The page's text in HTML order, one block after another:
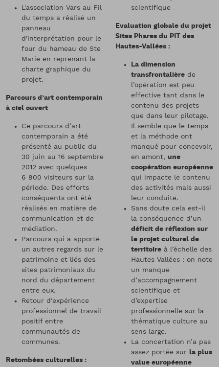
L'association Vars au Fil
du temps a réalisé un
panneau
d'interprétation pour le
four du hameau de Ste
Marie en reprenant la
charte graphique du
projet.
Parcours d’art contemporain
à ciel ouvert
Ce parcours d’art
contemporain a été
présenté au public du
30 juin au 16 septembre
2012 avec quelques
6 800 visiteurs sur la
période. Des efforts
conséquents ont été
réalisés en matière de
communication et de
médiation.
Parcours qui a apporté
un autres regards sur le
patrimoine et liés des
sites patrimoniaux du
nord du département
entre eux.
Retour d'expérience
professionnel de travail
positif entre
communautés de
communes.
Retombées culturelles :
scientifique
Evaluation globale du projet
Sites Phares du PIT des
Hautes-Vallées :
La dimension
transfrontalière de
l’opération est peu
effective tant dans le
contenu des projets
que dans leur pilotage.
Il semble que le temps
et la méthode ont
manqué pour concevoir,
en amont, une
coopération européenne
qui impacte le contenu
des activités mais aussi
leur conduite.
Sans doute cela est-il
la conséquence d’un
déficit de réflexion sur
le projet culturel de
territoire à l’échelle des
Hautes Vallées : on note
un manque
d’accompagnement
scientifique et
d’expertise
professionnelle sur la
thématique culture au
sens large.
La concertation n’a pas
assez portée sur la plus
value européenne